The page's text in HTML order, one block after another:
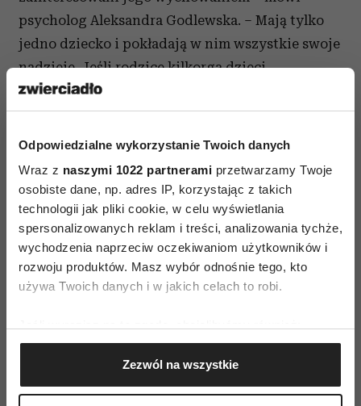
Odpowiedzialne wykorzystanie Twoich danych
Wraz z naszymi 1022 partnerami przetwarzamy Twoje
osobiste dane, np. adres IP, korzystając z takich
technologii jak pliki cookie, w celu wyświetlania
spersonalizowanych reklam i treści, analizowania tychże,
wychodzenia naprzeciw oczekiwaniom użytkowników i
rozwoju produktów. Masz wybór odnośnie tego, kto
używa Twoich danych i w jakich celach to robi.
Gromadzić dane dotyczące Twojej lokalizacji
geograficznej z dokładnością nawet do kilku metrów
Identyfikować Twoje urządzenie, aktywnie
Zezwól na wszystkie
psycholog Aleksandra Godlewska. – Mają tylko
jedno dziecko i pokładają w nim wszystkie swoje
nadzieje. Jeśli rodzice kilkorga dzieci
przeżywają jakiś kłopot, niepowodzenie czy
zawód związany z jednym, mogą to sobie
rekompensować satysfakcją i radością z
jedynaka każdy sukces jest stuprocentowy, a
każde niepowodzenie – całkowite.
Chcąc dla dziecka jak najlepiej, nieświadomie
popełniają wiele błędów, takich na przykład, jak:
domaga się natychmiastowego spełnienia
„Daj, pomogę ci”.Roztaczają nad nim
opiekuńczy parasol nawet wtedy, gdy samo